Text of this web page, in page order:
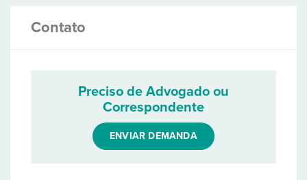
Contato
Preciso de Advogado ou
Correspondente
ENVIAR DEMANDA